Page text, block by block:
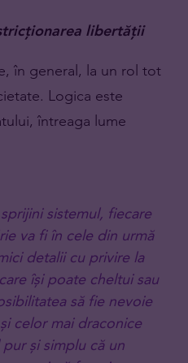
libertății
în general, la un rol tot
Logica este
întreaga lume
sistemul, fiecare
va fi în cele din urmă
detalii cu privire la
își poate cheltui sau
să fie nevoie
celor mai draconice
și simplu că un